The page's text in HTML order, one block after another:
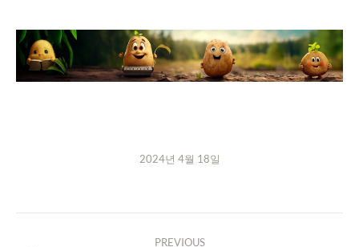
2024년 4월 18일
PREVIOUS